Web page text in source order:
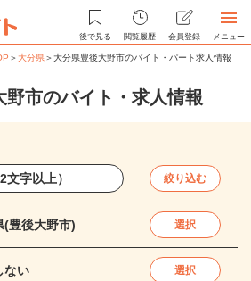
後で見る 閲覧履歴 会員登録 メニュー
＞大分県＞大分県豊後大野市のバイト・パート求人情報
野市のバイト・求人情報
絞り込む
(豊後大野市) 選択
ない 選択